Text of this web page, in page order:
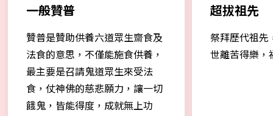
一般贊普
贊普是贊助供養六道眾生齋食及
法食的意思，不僅能施食供養，
最主要是召請鬼道眾生來受法
食，仗神佛的慈悲願力，讓一切
餓鬼，皆能得度，成就無上功
超拔祖先
祭拜歷代祖先
世離苦得樂，